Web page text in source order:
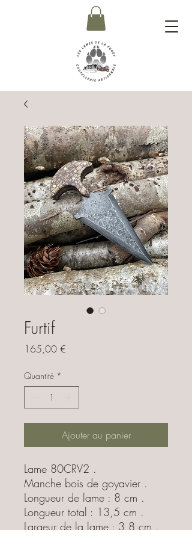
Furtif
165,00 €
Quantité *
Ajouter au panier
Lame 80CRV2 .
Manche bois de goyavier .
Longueur de lame : 8 cm .
Longueur total : 13,5 cm .
Largeur de la lame : 3,8 cm .